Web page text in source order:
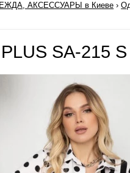
АКСЕССУАРЫ в Киеве ›
SA-215